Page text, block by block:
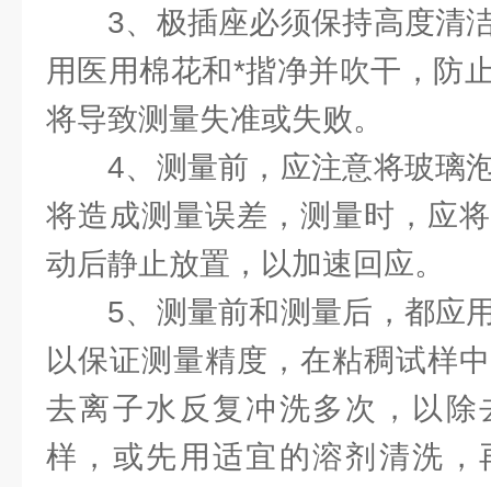
3、极插座必须保持高度清
用医用棉花和*揩净并吹干，防
将导致测量失准或失败。
4、测量前，应注意将玻璃
将造成测量误差，测量时，应
动后静止放置，以加速回应。
5、测量前和测量后，都应
以保证测量精度，在粘稠试样
去离子水反复冲洗多次，以除
样，或先用适宜的溶剂清洗，